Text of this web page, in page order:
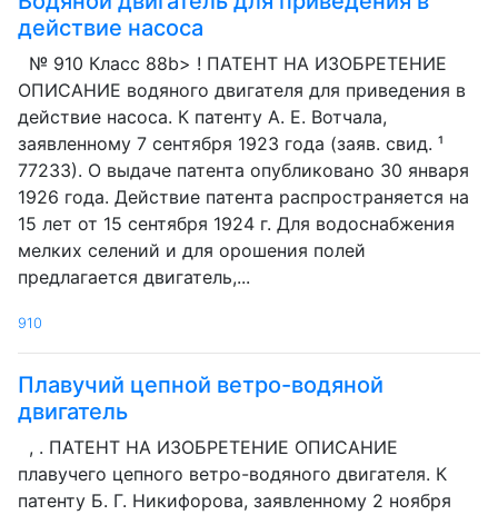
действие насоса
№ 910 Класс 88b> ! ПАТЕНТ НА ИЗОБРЕТЕНИЕ
ОПИСАНИЕ водяного двигателя для приведения в
действие насоса. К патенту А. Е. Вотчала,
заявленному 7 сентября 1923 года (заяв. свид. ¹
77233). О выдаче патента опубликовано 30 января
1926 года. Действие патента распространяется на
15 лет от 15 сентября 1924 г. Для водоснабжения
мелких селений и для орошения полей
предлагается двигатель,...
910
Плавучий цепной ветро-водяной
двигатель
, . ПАТЕНТ НА ИЗОБРЕТЕНИЕ ОПИСАНИЕ
плавучего цепного ветро-водяного двигателя. К
патенту Б. Г. Никифорова, заявленному 2 ноября